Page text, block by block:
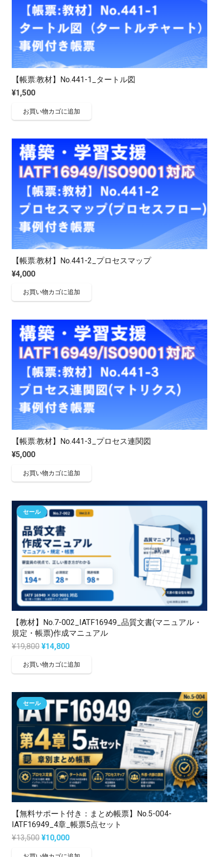
【帳票:教材】No.441-1_タートル図
¥1,500
お買い物カゴに追加
【帳票:教材】No.441-2_プロセスマップ
¥4,000
お買い物カゴに追加
【帳票:教材】No.441-3_プロセス連関図
¥5,000
お買い物カゴに追加
セール
【教材】No.7-002_IATF16949_品質文書(マニュアル・
規定・帳票)作成マニュアル
¥19,800 元
価
は
¥19,800
で
し
た。
¥14,800現
の
格
は
¥14,800
で
す。
お買い物カゴに追加
セール
【無料サポート付き：まとめ帳票】No.5-004-
IATF16949_4章_帳票5点セット
¥13,500 元
¥10,000現